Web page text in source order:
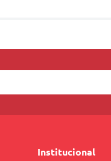
Institucional